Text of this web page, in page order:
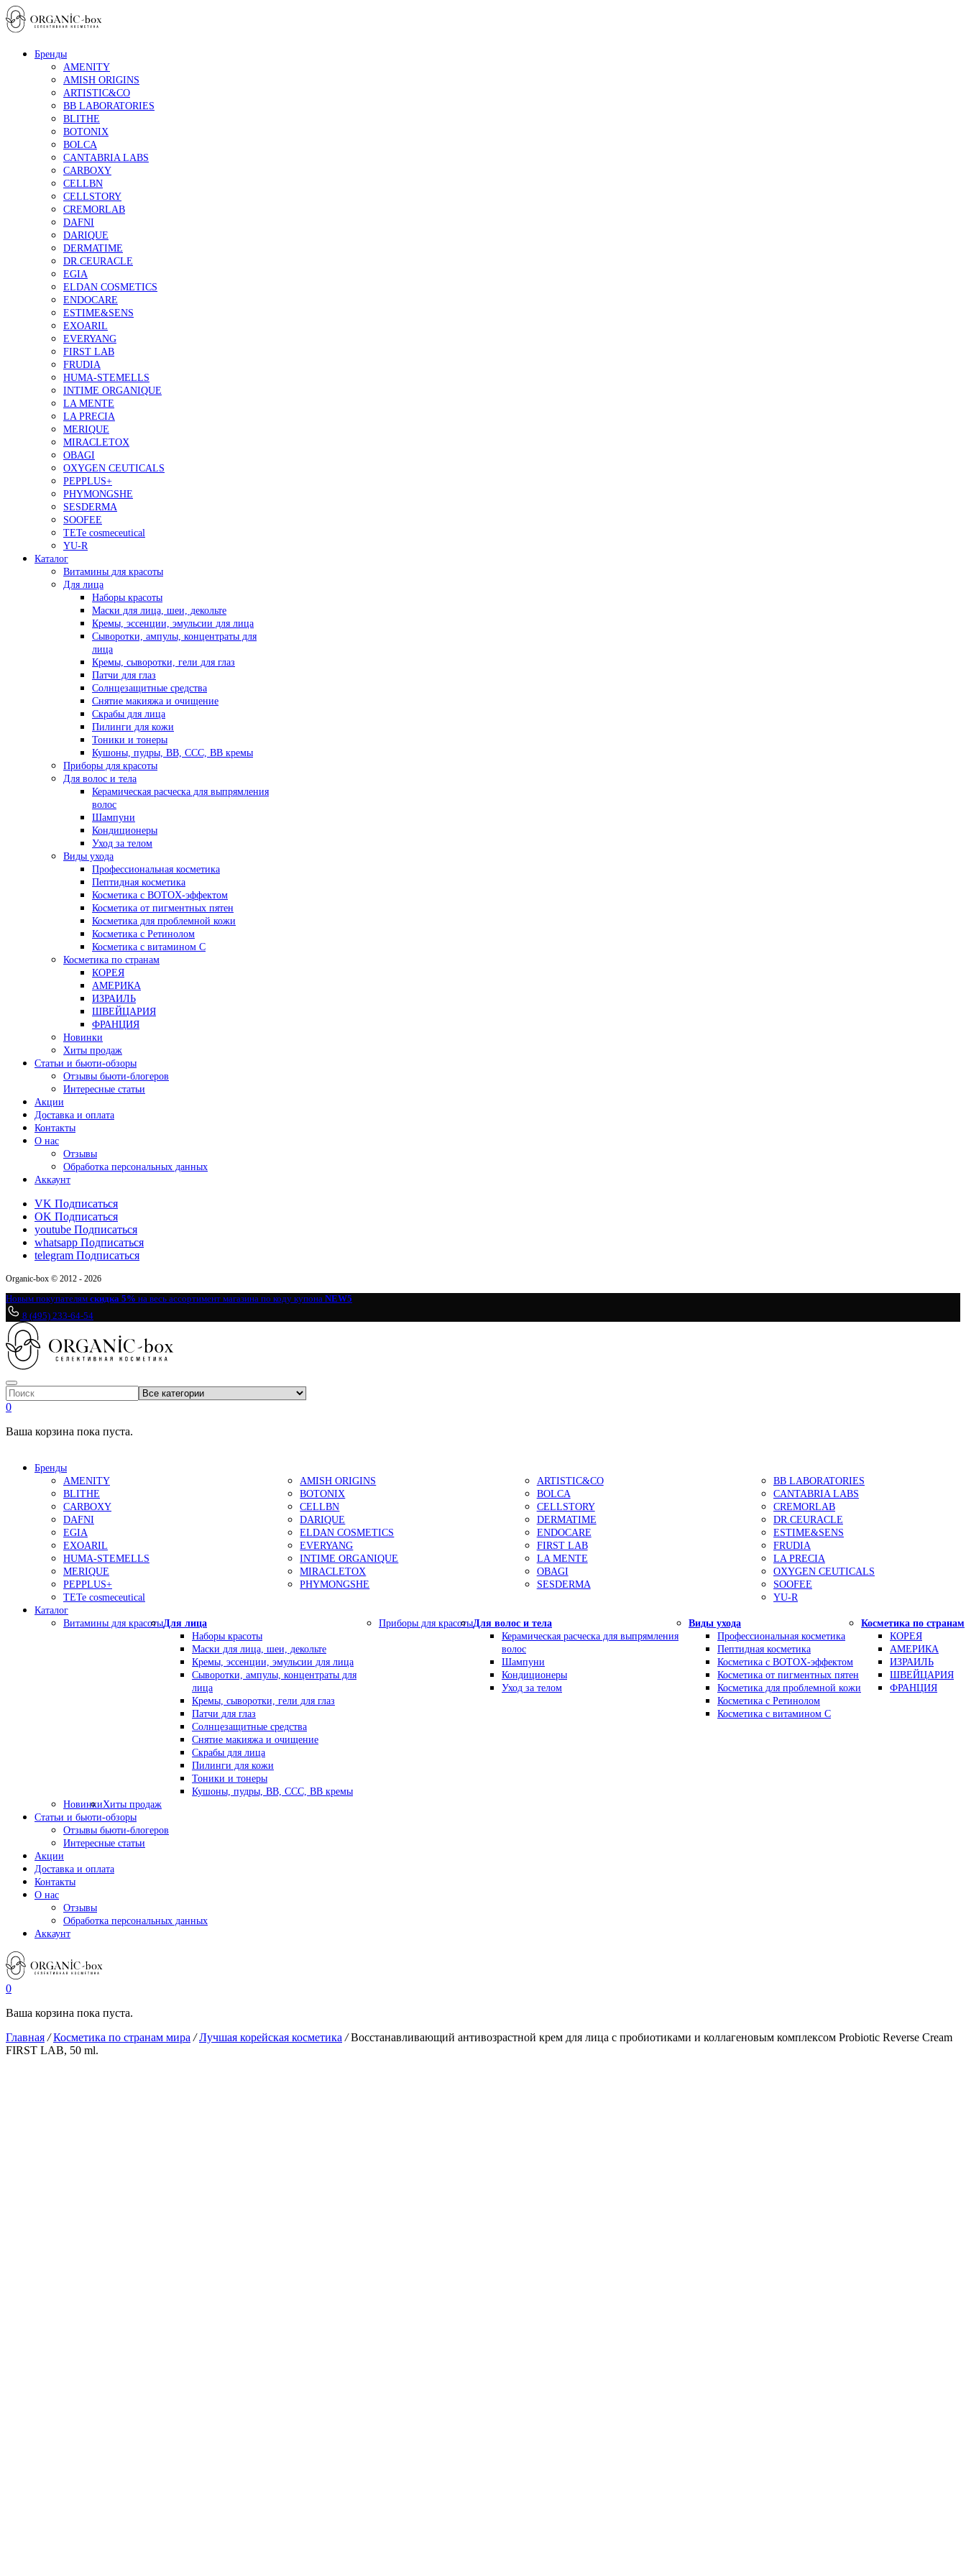
Бренды
AMENITY
AMISH ORIGINS
ARTISTIC&CO
BB LABORATORIES
BLITHE
BOTONIX
BOLCA
CANTABRIA LABS
CARBOXY
CELLBN
CELLSTORY
CREMORLAB
DAFNI
DARIQUE
DERMATIME
DR.CEURACLE
EGIA
ELDAN COSMETICS
ENDOCARE
ESTIME&SENS
EXOARIL
EVERYANG
FIRST LAB
FRUDIA
HUMA-STEMELLS
INTIME ORGANIQUE
LA MENTE
LA PRECIA
MERIQUE
MIRACLETOX
OBAGI
OXYGEN CEUTICALS
PEPPLUS+
PHYMONGSHE
SESDERMA
SOOFEE
TETe cosmeceutical
YU-R
Каталог
Витамины для красоты
Для лица
Наборы красоты
Маски для лица, шеи, декольте
Кремы, эссенции, эмульсии для лица
Сыворотки, ампулы, концентраты для
лица
Кремы, сыворотки, гели для глаз
Патчи для глаз
Солнцезащитные средства
Снятие макияжа и очищение
Скрабы для лица
Пилинги для кожи
Тоники и тонеры
Кушоны, пудры, ВВ, ССС, ВВ кремы
Приборы для красоты
Для волос и тела
Керамическая расческа для выпрямления
волос
Шампуни
Кондиционеры
Уход за телом
Виды ухода
Профессиональная косметика
Пептидная косметика
Косметика с BOTOX-эффектом
Косметика от пигментных пятен
Косметика для проблемной кожи
Косметика с Ретинолом
Косметика с витамином С
Косметика по странам
КОРЕЯ
АМЕРИКА
ИЗРАИЛЬ
ШВЕЙЦАРИЯ
ФРАНЦИЯ
Новинки
Хиты продаж
Статьи и бьюти-обзоры
Отзывы бьюти-блогеров
Интересные статьи
Акции
Доставка и оплата
Контакты
О нас
Отзывы
Обработка персональных данных
Аккаунт
VK Подписаться
OK Подписаться
youtube Подписаться
whatsapp Подписаться
telegram Подписаться
Organic-box © 2012 - 2026
Новым покупателям скидка 5% на весь ассортимент магазина по коду купона NEW5
8 (495) 233-64-54
0
Ваша корзина пока пуста.
Бренды
AMENITY
AMISH ORIGINS ARTISTIC&CO
BB LABORATORIES
BLITHE
BOTONIX BOLCA
CANTABRIA LABS
CARBOXY
CELLBN CELLSTORY
CREMORLAB
DAFNI
DARIQUE DERMATIME
DR.CEURACLE
EGIA
ELDAN COSMETICS ENDOCARE
ESTIME&SENS
EXOARIL
EVERYANG FIRST LAB
FRUDIA
HUMA-STEMELLS
INTIME ORGANIQUE LA MENTE
LA PRECIA
MERIQUE
MIRACLETOX OBAGI
OXYGEN CEUTICALS
PEPPLUS+
PHYMONGSHE SESDERMA
SOOFEE
TETe cosmeceutical
YU-R
Каталог
Витамины для красотыДля лица
Наборы красоты
Маски для лица, шеи, декольте
Кремы, эссенции, эмульсии для лица
Сыворотки, ампулы, концентраты для
лица
Кремы, сыворотки, гели для глаз
Патчи для глаз
Солнцезащитные средства
Снятие макияжа и очищение
Скрабы для лица
Пилинги для кожи
Тоники и тонеры
Кушоны, пудры, ВВ, ССС, ВВ кремы
Приборы для красотыДля волос и тела
Керамическая расческа для выпрямления
волос
Шампуни
Кондиционеры
Уход за телом
Виды ухода
Профессиональная косметика
Пептидная косметика
Косметика с BOTOX-эффектом
Косметика от пигментных пятен
Косметика для проблемной кожи
Косметика с Ретинолом
Косметика с витамином С
Косметика по странам
КОРЕЯ
АМЕРИКА
ИЗРАИЛЬ
ШВЕЙЦАРИЯ
ФРАНЦИЯ
НовинкиХиты продаж
Статьи и бьюти-обзоры
Отзывы бьюти-блогеров
Интересные статьи
Акции
Доставка и оплата
Контакты
О нас
Отзывы
Обработка персональных данных
Аккаунт
0
Ваша корзина пока пуста.
Главная /Косметика по странам мира /Лучшая корейская косметика /Восстанавливающий антивозрастной крем для лица с пробиотиками и коллагеновым комплексом Probiotic Reverse Cream
FIRST LAB, 50 ml.